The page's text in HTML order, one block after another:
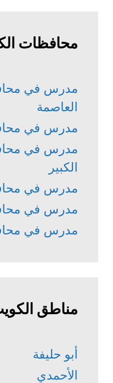
محافظات
مدرس في
العاصمة
مدرس في
مدرس في
الكبير
مدرس في
مدرس في
مدرس في
مناطق
أبو حليفة
الأحمدي